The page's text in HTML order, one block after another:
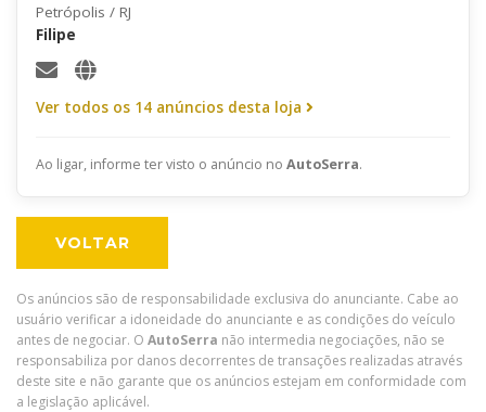
Petrópolis / RJ
Filipe
Ver todos os 14 anúncios desta loja
Ao ligar, informe ter visto o anúncio no AutoSerra.
VOLTAR
Os anúncios são de responsabilidade exclusiva do anunciante. Cabe ao
usuário verificar a idoneidade do anunciante e as condições do veículo
antes de negociar. O AutoSerra não intermedia negociações, não se
responsabiliza por danos decorrentes de transações realizadas através
deste site e não garante que os anúncios estejam em conformidade com
a legislação aplicável.